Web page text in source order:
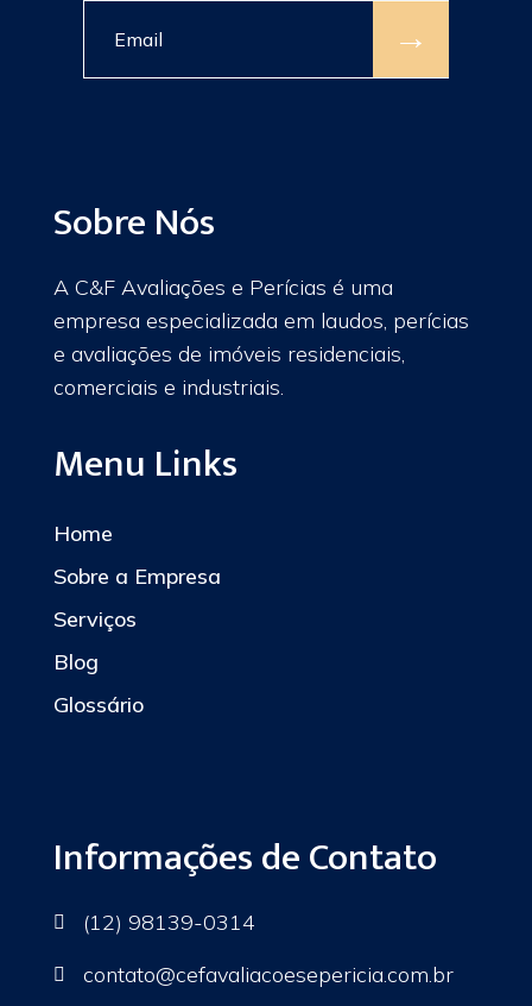
→
Sobre Nós
A C&F Avaliações e Perícias é uma
empresa especializada em laudos, perícias
e avaliações de imóveis residenciais,
comerciais e industriais.
Menu Links
Home
Sobre a Empresa
Serviços
Blog
Glossário
Informações de Contato
 (12) 98139-0314
 contato@cefavaliacoesepericia.com.br